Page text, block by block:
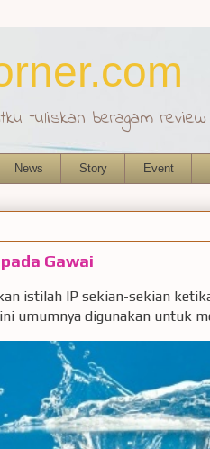
tuliskan beragam
News Story Event
Gawai
istilah IP sekian-sekian
umumnya digunakan untuk